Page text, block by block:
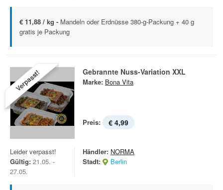
€ 11,88 / kg - Mandeln oder Erdnüsse 380-g-Packung + 40 g
gratis je Packung
Verpasst! Gebrannte Nuss-Variation XXL
Marke: Bona Vita
Preis: € 4,99
Leider verpasst!
Gültig: 21.05. -
27.05.
Händler: NORMA
Stadt:
Berlin